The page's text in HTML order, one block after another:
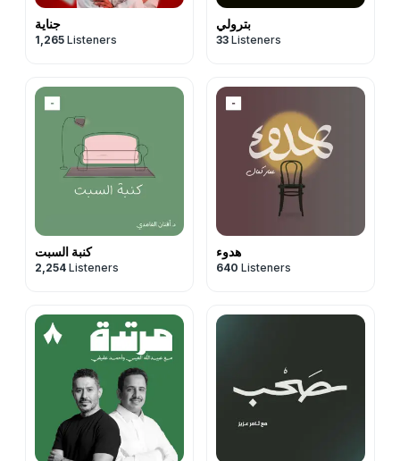
جناية
1,265 Listeners
بترولي
33 Listeners
كنبة السبت
2,254 Listeners
هدوء
640 Listeners